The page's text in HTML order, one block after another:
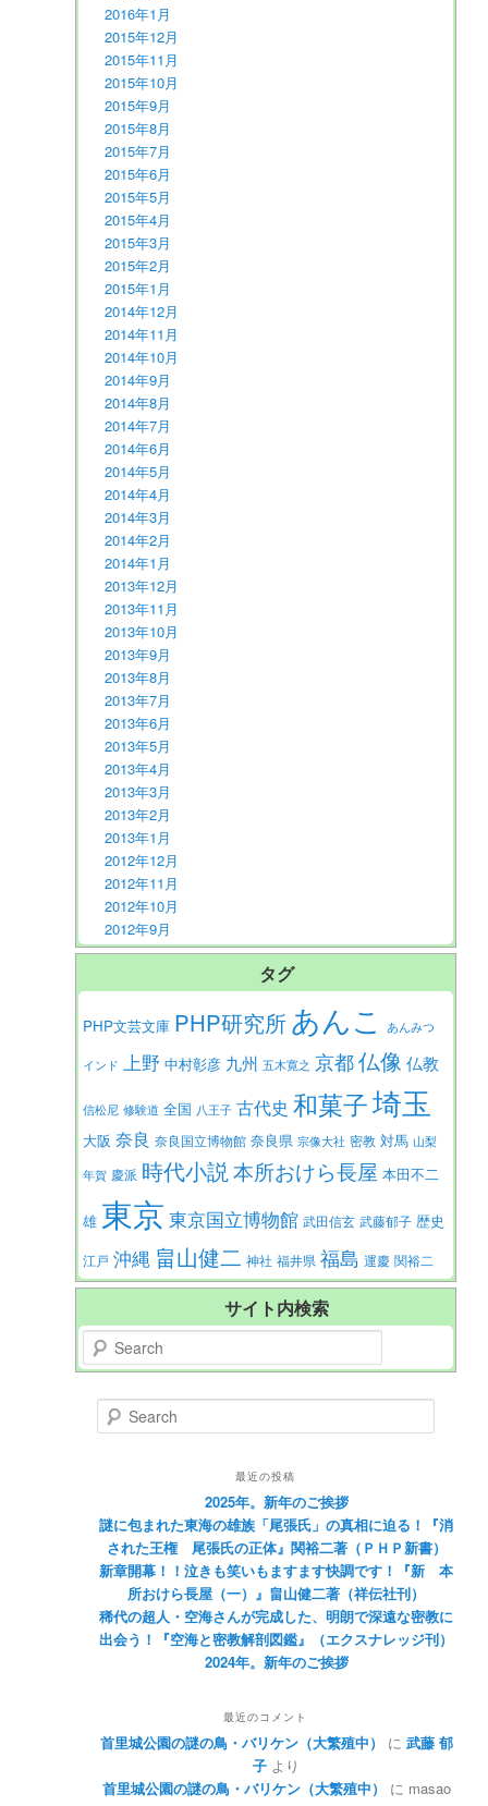
2016年1月
2015年12月
2015年11月
2015年10月
2015年9月
2015年8月
2015年7月
2015年6月
2015年5月
2015年4月
2015年3月
2015年2月
2015年1月
2014年12月
2014年11月
2014年10月
2014年9月
2014年8月
2014年7月
2014年6月
2014年5月
2014年4月
2014年3月
2014年2月
2014年1月
2013年12月
2013年11月
2013年10月
2013年9月
2013年8月
2013年7月
2013年6月
2013年5月
2013年4月
2013年3月
2013年2月
2013年1月
2012年12月
2012年11月
2012年10月
2012年9月
タグ
PHP文芸文庫 PHP研究所あんこ あんみつ
インド 上野 中村彰彦 九州 五木寛之 京都仏像 仏教
信松尼 修験道 全国 八王子 古代史 和菓子埼玉
大阪 奈良 奈良国立博物館 奈良県 宗像大社 密教 対馬 山梨
年賀 慶派 時代小説本所おけら長屋 本田不二
雄 東京 東京国立博物館 武田信玄 武藤郁子 歴史
江戸 沖縄 畠山健二 神社 福井県 福島 運慶 関裕二
サイト内検索
Search
Search
最近の投稿
2025年。新年のご挨拶
謎に包まれた東海の雄族「尾張氏」の真相に迫る！『消
された王権 尾張氏の正体』関裕二著（ＰＨＰ新書）
新章開幕！！泣きも笑いもますます快調です！『新 本
所おけら長屋（一）』畠山健二著（祥伝社刊）
稀代の超人・空海さんが完成した、明朗で深遠な密教に
出会う！『空海と密教解剖図鑑』（エクスナレッジ刊）
2024年。新年のご挨拶
最近のコメント
首里城公園の謎の鳥・バリケン（大繁殖中） に 武藤 郁
子 より
首里城公園の謎の鳥・バリケン（大繁殖中）
に masao